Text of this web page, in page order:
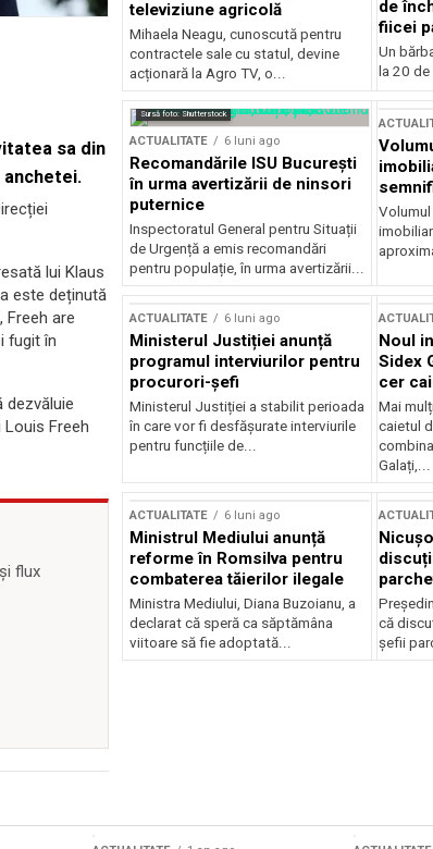
sa din
anchetei.
lui Klaus
este deținută
Freeh are
fugit în
dezvăluie
Freeh
flux
televiziune agricolă
Mihaela Neagu, cunoscută pentru
contractele sale cu statul, devine
acționară la Agro TV, o...
de
fiicei
Un
la 20
Sursă foto: Shutterstock
ACTUALITATE 6 luni ago
Recomandările ISU București
în urma avertizării de ninsori
puternice
Inspectoratul General pentru Situații
de Urgență a emis recomandări
pentru populație, în urma avertizării...
ACTUALITATE 6 luni ago
Ministerul Justiției anunță
programul interviurilor pentru
procurori-șefi
Ministerul Justiției a stabilit perioada
în care vor fi desfășurate interviurile
pentru funcțiile de...
Noul
Sidex
cer
Mai
caietul
Galați,...
ACTUALITATE 6 luni ago
Ministrul Mediului anunță
reforme în Romsilva pentru
combaterea tăierilor ilegale
Ministra Mediului, Diana Buzoianu, a
declarat că speră ca săptămâna
viitoare să fie adoptată...
că
șefii